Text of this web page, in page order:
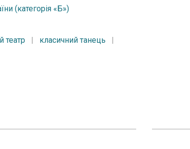
(категорія «Б»)
театр | класичний танець
|